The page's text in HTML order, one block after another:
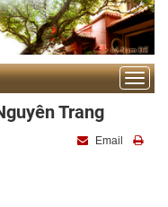
Toggle
Trang
Email